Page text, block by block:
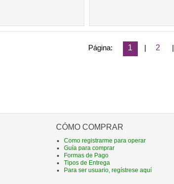
Página: 1 | 2 |
CÓMO COMPRAR
Como registrarme para operar
Guía para comprar
Formas de Pago
Tipos de Entrega
Para ser usuario, regístrese aquí